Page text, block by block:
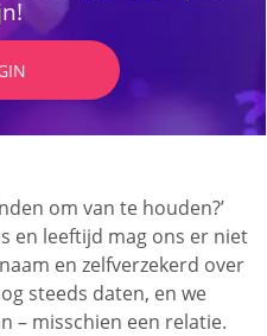
om van te houden?’
en leeftijd mag ons er niet
en zelfverzekerd over
steeds daten, en we
– misschien een relatie.